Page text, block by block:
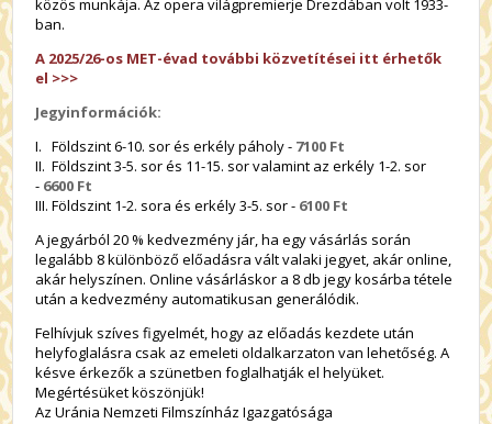
közös munkája. Az opera világpremierje Drezdában volt 1933-
ban.
A 2025/26-os MET-évad további közvetítései itt érhetők
el >>>
Jegyinformációk:
I. Földszint 6-10. sor és erkély páholy - 7100 Ft
II. Földszint 3-5. sor és 11-15. sor valamint az erkély 1-2. sor
- 6600 Ft
III. Földszint 1-2. sora és erkély 3-5. sor - 6100 Ft
A jegyárból 20 % kedvezmény jár, ha egy vásárlás során
legalább 8 különböző előadásra vált valaki jegyet, akár online,
akár helyszínen. Online vásárláskor a 8 db jegy kosárba tétele
után a kedvezmény automatikusan generálódik.
Felhívjuk szíves figyelmét, hogy az előadás kezdete után
helyfoglalásra csak az emeleti oldalkarzaton van lehetőség. A
késve érkezők a szünetben foglalhatják el helyüket.
Megértésüket köszönjük!
Az Uránia Nemzeti Filmszínház Igazgatósága